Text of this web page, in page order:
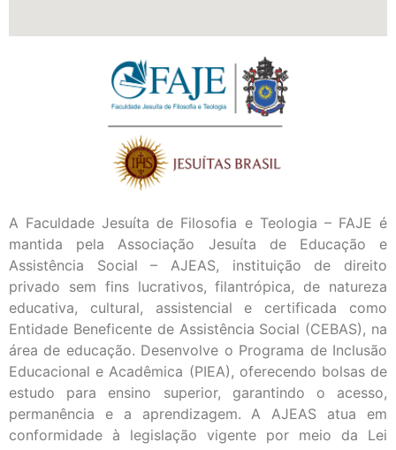
A Faculdade Jesuíta de Filosofia e Teologia – FAJE é
mantida pela Associação Jesuíta de Educação e
Assistência Social – AJEAS, instituição de direito
privado sem fins lucrativos, filantrópica, de natureza
educativa, cultural, assistencial e certificada como
Entidade Beneficente de Assistência Social (CEBAS), na
área de educação. Desenvolve o Programa de Inclusão
Educacional e Acadêmica (PIEA), oferecendo bolsas de
estudo para ensino superior, garantindo o acesso,
permanência e a aprendizagem. A AJEAS atua em
conformidade à legislação vigente por meio da Lei